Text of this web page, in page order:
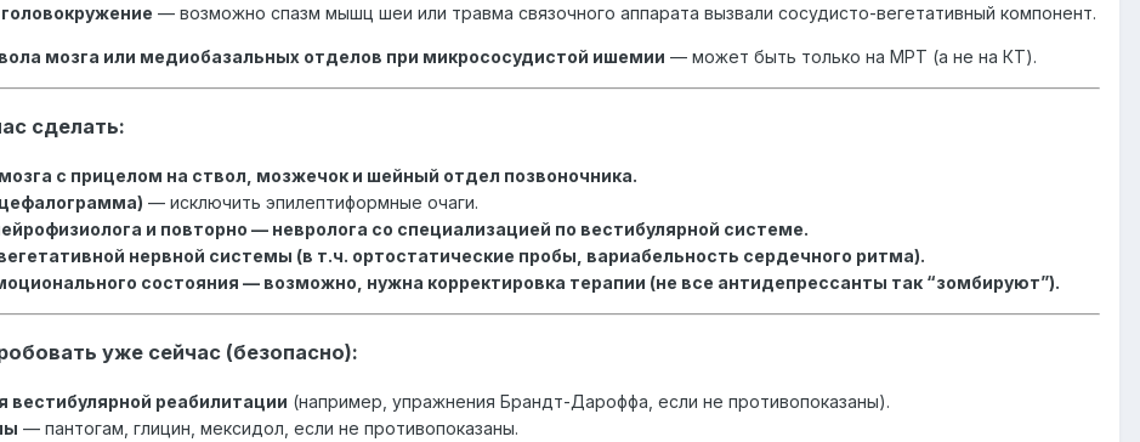
— возможно спазм мышц шеи или травма связочного аппарата вызвали сосудисто-вегетативный компонент.
мозга или медиобазальных отделов при микрососудистой ишемии — может быть только на МРТ (а не на КТ).
сделать:
с прицелом на ствол, мозжечок и шейный отдел позвоночника.
— исключить эпилептиформные очаги.
и повторно — невролога со специализацией по вестибулярной системе.
нервной системы (в т.ч. ортостатические пробы, вариабельность сердечного ритма).
состояния — возможно, нужна корректировка терапии (не все антидепрессанты так “зомбируют”).
уже сейчас (безопасно):
вестибулярной реабилитации (например, упражнения Брандт-Дароффа, если не противопоказаны).
— пантогам, глицин, мексидол, если не противопоказаны.